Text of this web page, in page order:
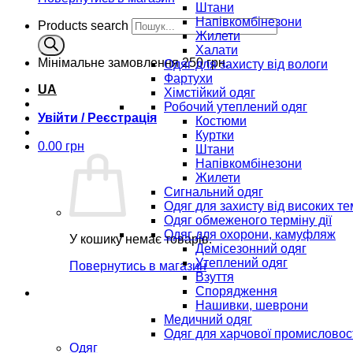
Products search
Мінімальне замовлення250 грн.
UA
Увійти / Реєстрація
0.00 грн
У кошику немає товарів.
Повернутись в магазин
Штани
Напівкомбінезони
Жилети
Халати
Одяг для захисту від вологи
Фартухи
Хімстійкий одяг
Робочий утеплений одяг
Костюми
Куртки
Штани
Напівкомбінезони
Жилети
Сигнальний одяг
Одяг для захисту від високих
Одяг обмеженого терміну дії
Одяг для охорони, камуфляж
Демісезонний одяг
Утеплений одяг
Взуття
Спорядження
Нашивки, шеврони
Медичний одяг
Одяг для харчової
Одяг